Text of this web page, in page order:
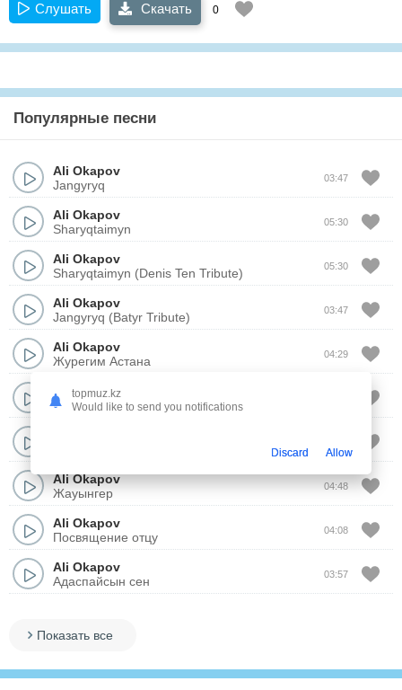
Слушать Скачать 0
Популярные песни
Ali Okapov
Jangyryq
03:47
Ali Okapov
Sharyqtaimyn
05:30
Ali Okapov
Sharyqtaimyn (Denis Ten Tribute)
05:30
Ali Okapov
Jangyryq (Batyr Tribute)
03:47
Ali Okapov
Журегим Астана
04:29
Ali Okapov
Не деген кыз
Ali Okapov
Жауынгер
04:48
Ali Okapov
Посвящение отцу
04:08
Ali Okapov
Адаспайсын сен
03:57
Показать все
topmuz.kz
Would like to send you notifications
Discard Allow